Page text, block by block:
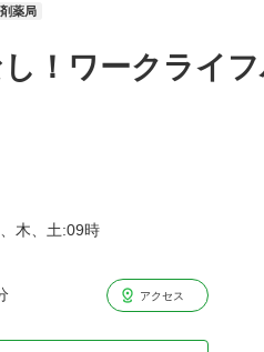
薬局
！ワークライ
木、土:09時
アクセス